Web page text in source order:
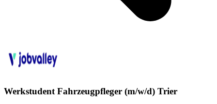
Werkstudent Fahrzeugpfleger (m/w/d) Trier